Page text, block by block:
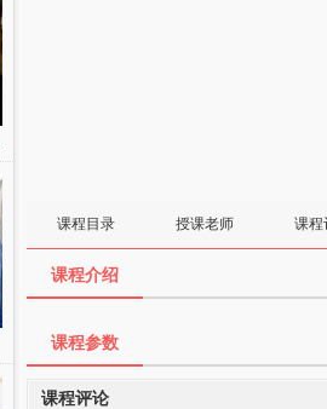
课程目录 授课老师 课程
课程介绍
课程参数
课程评论